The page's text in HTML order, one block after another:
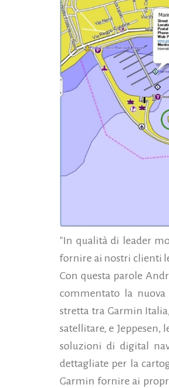
"In qualità di leader
fornire ai nostri clienti
Con questa parole
commentato la
stretta tra Garmin
satellitare, e
soluzioni di digital
dettagliate per la
Garmin fornire ai